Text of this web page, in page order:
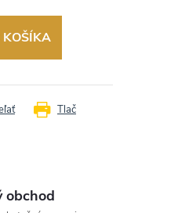
Tlač
obchod